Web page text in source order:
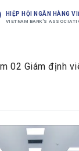
HIỆP HỘI NGÂN HÀNG
VIETNAM BANK'S
02 Giám định